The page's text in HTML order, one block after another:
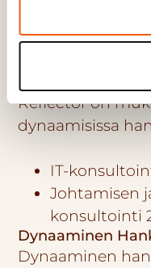
kattavat IT-
ja kehittämisen
Reflector on
dynaamisissa
IT-
Johtamisen
konsultointi
Dynaaminen
Dynaaminen